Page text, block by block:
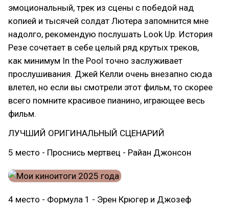
эмоциональный, трек из сцены с победой над
копией и тысячей солдат Лютера запомнится мне
надолго, рекомендую послушать Look Up. История
Резе сочетает в себе целый ряд крутых треков,
как минимум In the Pool точно заслуживает
прослушивания. Джей Келли очень внезапно сюда
влетел, но если вы смотрели этот фильм, то скорее
всего помните красивое пианино, играющее весь
фильм.
ЛУЧШИЙ ОРИГИНАЛЬНЫЙ СЦЕНАРИЙ
5 место - Проснись мертвец - Райан Джонсон
4 место - Формула 1 - Эрен Крюгер и Джозеф